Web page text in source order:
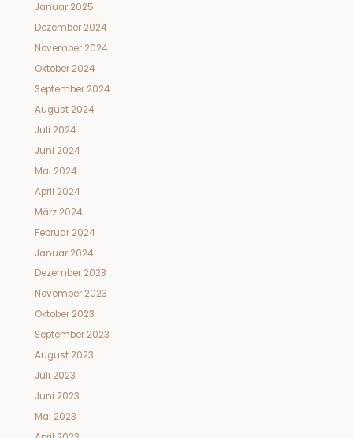
Januar 2025
Dezember 2024
November 2024
Oktober 2024
September 2024
August 2024
Juli 2024
Juni 2024
Mai 2024
April 2024
März 2024
Februar 2024
Januar 2024
Dezember 2023
November 2023
Oktober 2023
September 2023
August 2023
Juli 2023
Juni 2023
Mai 2023